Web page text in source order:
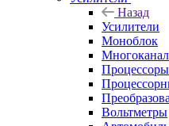
Назад
Усилители
Моноблок
Процессоры
Вольтметры